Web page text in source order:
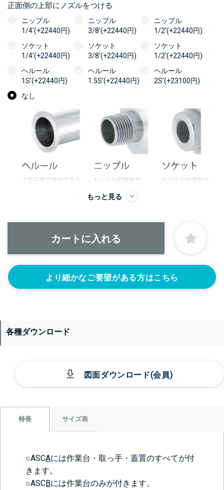
正面側の上部にノズルをつける
ニップル
1/4’(+22440円)
ニップル
3/8’(+22440円)
ニップル
1/2’(+22440円)
ソケット
1/4’(+22440円)
ソケット
3/8’(+22440円)
ソケット
1/2’(+22440円)
ヘルール
1S’(+22440円)
ヘルール
1.5S’(+22440円)
ヘルール
2S’(+23100円)
なし
もっと見る
より細かなご要望がある方はこちら
各種ダウンロード
図面ダウンロード(会員)
特長 サイズ表
○ASCAには作業台・取っ手・蓋置のすべてが付
きます。
○ASCBには作業台のみが付きます。